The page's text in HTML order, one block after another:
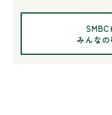
みんな